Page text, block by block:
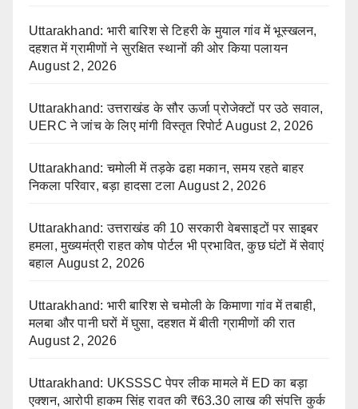
Uttarakhand: भारी बारिश से टिहरी के मुयाल गांव में भूस्खलन,
दहशत में ग्रामीणों ने सुरक्षित स्थानों की ओर किया पलायन
August 2, 2026
Uttarakhand: उत्तराखंड के सौर ऊर्जा प्रोजेक्टों पर उठे सवाल,
UERC ने जांच के लिए मांगी विस्तृत रिपोर्ट August 2, 2026
Uttarakhand: चमोली में तड़के ढहा मकान, समय रहते बाहर
निकला परिवार, बड़ा हादसा टला August 2, 2026
Uttarakhand: उत्तराखंड की 10 सरकारी वेबसाइटों पर साइबर
हमला, मुख्यमंत्री राहत कोष पोर्टल भी प्रभावित, कुछ घंटों में सेवाएं
बहाल August 2, 2026
Uttarakhand: भारी बारिश से चमोली के किमाणा गांव में तबाही,
मलबा और पानी घरों में घुसा, दहशत में बीती ग्रामीणों की रात
August 2, 2026
Uttarakhand: UKSSSC पेपर लीक मामले में ED का बड़ा
एक्शन, आरोपी हाकम सिंह रावत की ₹63.30 लाख की संपत्ति कुर्क